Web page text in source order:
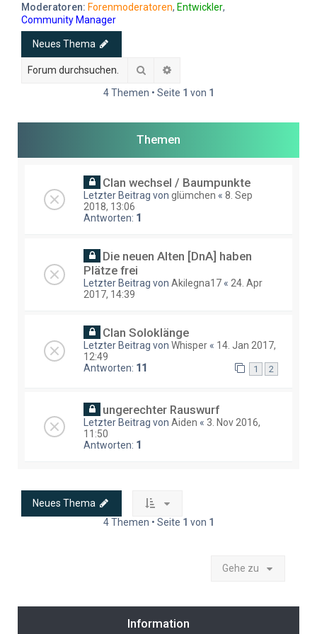
Moderatoren: Forenmoderatoren, Entwickler,
Community Manager
Neues Thema
Suche
4 Themen • Seite 1 von 1
Themen
Clan wechsel / Baumpunkte
Letzter Beitrag von glümchen « 8. Sep
2018, 13:06
Antworten: 1
Die neuen Alten [DnA] haben
Plätze frei
Letzter Beitrag von Akilegna17 « 24. Apr
2017, 14:39
Clan Soloklänge
Letzter Beitrag von Whisper « 14. Jan 2017,
12:49
Antworten: 11 1 2
ungerechter Rauswurf
Letzter Beitrag von Aiden « 3. Nov 2016,
11:50
Antworten: 1
Neues Thema
4 Themen • Seite 1 von 1
Gehe zu
Information